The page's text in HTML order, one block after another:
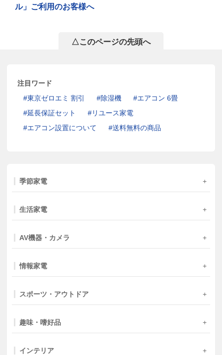
ル」ご利用のお客様へ
△このページの先頭へ
注目ワード
東京ゼロエミ 割引
除湿機
エアコン 6畳
延長保証セット
リユース家電
エアコン設置について
送料無料の商品
季節家電
生活家電
AV機器・カメラ
情報家電
スポーツ・アウトドア
趣味・嗜好品
インテリア